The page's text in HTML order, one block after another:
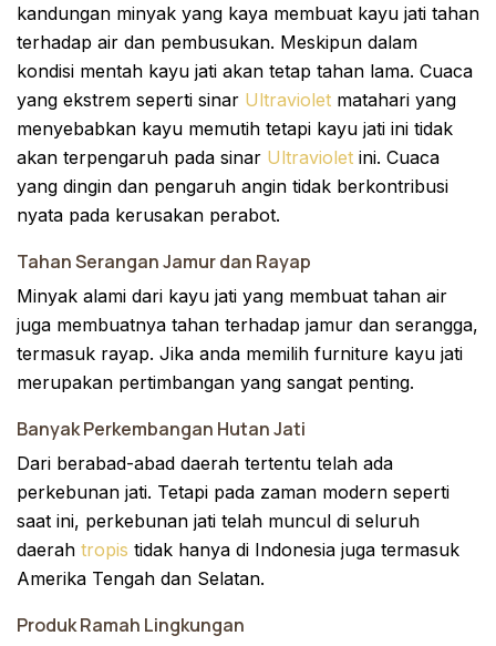
kandungan minyak yang kaya membuat kayu jati tahan
terhadap air dan pembusukan. Meskipun dalam
kondisi mentah kayu jati akan tetap tahan lama. Cuaca
yang ekstrem seperti sinar Ultraviolet matahari yang
menyebabkan kayu memutih tetapi kayu jati ini tidak
akan terpengaruh pada sinar Ultraviolet ini. Cuaca
yang dingin dan pengaruh angin tidak berkontribusi
nyata pada kerusakan perabot.
Tahan Serangan Jamur dan Rayap
Minyak alami dari kayu jati yang membuat tahan air
juga membuatnya tahan terhadap jamur dan serangga,
termasuk rayap. Jika anda memilih furniture kayu jati
merupakan pertimbangan yang sangat penting.
Banyak Perkembangan Hutan Jati
Dari berabad-abad daerah tertentu telah ada
perkebunan jati. Tetapi pada zaman modern seperti
saat ini, perkebunan jati telah muncul di seluruh
daerah tropis tidak hanya di Indonesia juga termasuk
Amerika Tengah dan Selatan.
Produk Ramah Lingkungan